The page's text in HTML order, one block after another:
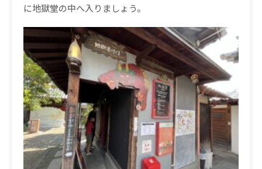
に地獄堂の中へ入りましょう。